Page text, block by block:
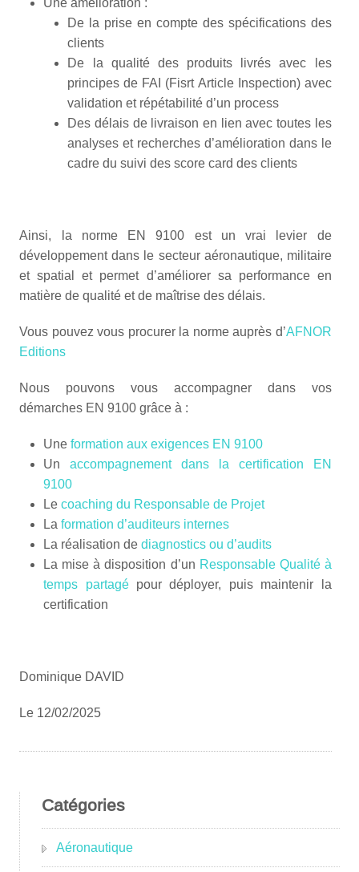
De la prise en compte des spécifications des
clients
De la qualité des produits livrés avec les
principes de FAI (Fisrt Article Inspection) avec
validation et répétabilité d’un process
Des délais de livraison en lien avec toutes les
analyses et recherches d’amélioration dans le
cadre du suivi des score card des clients
Ainsi, la norme EN 9100 est un vrai levier de
développement dans le secteur aéronautique, militaire
et spatial et permet d’améliorer sa performance en
matière de qualité et de maîtrise des délais.
Vous pouvez vous procurer la norme auprès d’AFNOR
Editions
Nous pouvons vous accompagner dans vos
démarches EN 9100 grâce à :
Uneformation aux exigences EN 9100
Unaccompagnement dans la certification EN
9100
Lecoaching du Responsable de Projet
Laformation d’auditeurs internes
La réalisation dediagnostics ou d’audits
La mise à disposition d’un Responsable Qualité à
temps partagépour déployer, puis maintenir la
certification
Dominique DAVID
Le 12/02/2025
Catégories
Aéronautique